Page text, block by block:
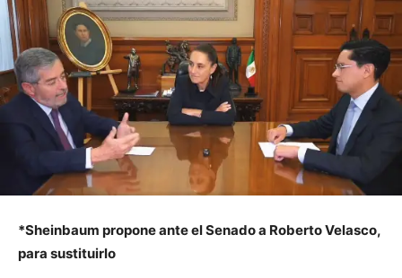
*Sheinbaum propone ante el Senado a Roberto Velasco,
para sustituirlo